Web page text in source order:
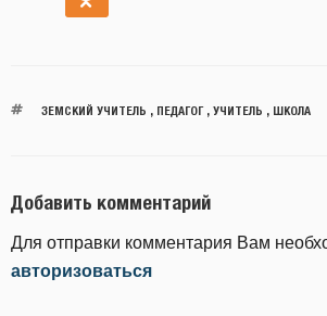
ЗЕМСКИЙ УЧИТЕЛЬ , ПЕДАГОГ, УЧИТЕЛЬ , ШКОЛА
Добавить комментарий
Для отправки комментария Вам
авторизоваться